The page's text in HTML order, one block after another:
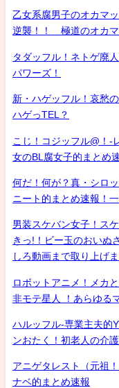
乙女系腐男子のオカマ
逆襲！！ 極道のオカマ
タダッフル！ネトゲ廃
パワーズ！
新・ハゲッフル！哀愁
ハゲっTEL？
こじ！コジッフル@！-
女のBL腐女子的まとめ
何だ！何が？真・シ
ニート的まとめ速報！
男装スケバン女子！ス
きっ!！ビー玉のおいぬ
しろ動画まで取り上げ
ロボットアニメ！メカ
非モテ星人 ！あらゆる
ハルッフル-専業主夫的
ンおたく！初老人の介
アニゲタレスト（元祖
ナベ的まとめ速報